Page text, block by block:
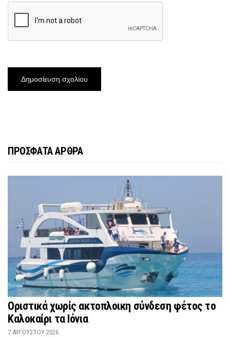
ΠΡΟΣΦΑΤΑ ΑΡΘΡΑ
Οριστικά χωρίς ακτοπλοικη σύνδεση φέτος το
Καλοκαίρι τα Ιόνια
7 ΑΥΓΟΎΣΤΟΥ 2026